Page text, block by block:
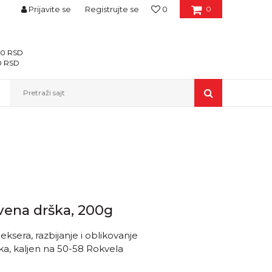
0
0
Prijavite se Registrujte se
RSD
RSD
Pretraži sajt
drška, 200g
razbijanje i oblikovanje
kaljen na 50-58 Rokvela